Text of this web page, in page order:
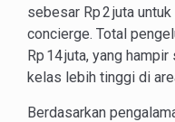
sebesar Rp 2 juta
concierge. Total
Rp 14 juta, yang
kelas lebih tinggi di
Berdasarkan